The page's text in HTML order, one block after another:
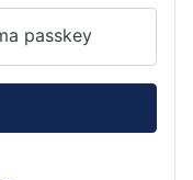
passkey